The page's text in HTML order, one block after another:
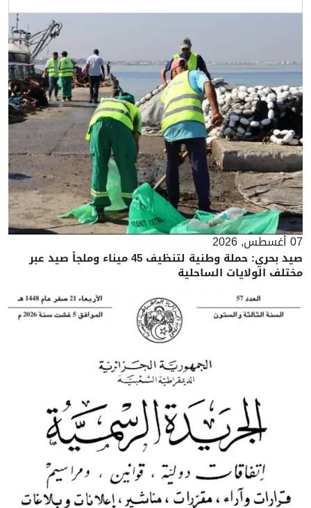
07 أغسطس, 2026
صيد بحري: حملة وطنية لتنظيف 45 ميناء وملجأ صيد عبر
مختلف الولايات الساحلية